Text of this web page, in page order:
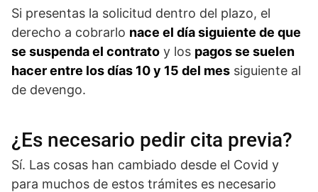
Si presentas la solicitud dentro del plazo, el
derecho a cobrarlo nace el día siguiente de que
se suspenda el contrato y los pagos se suelen
hacer entre los días 10 y 15 del mes siguiente al
de devengo.
¿Es necesario pedir cita previa?
Sí. Las cosas han cambiado desde el Covid y
para muchos de estos trámites es necesario